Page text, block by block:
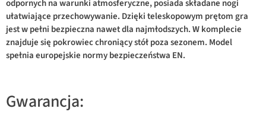
odpornych na warunki atmosferyczne, posiada składane nogi
ułatwiające przechowywanie. Dzięki teleskopowym prętom gra
jest w pełni bezpieczna nawet dla najmłodszych. W komplecie
znajduje się pokrowiec chroniący stół poza sezonem. Model
spełnia europejskie normy bezpieczeństwa EN.
Gwarancja: